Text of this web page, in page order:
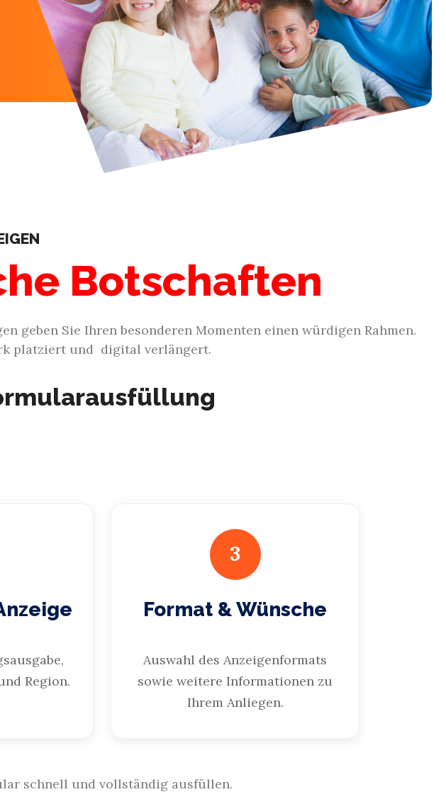
Botschaften
geben Sie Ihren besonderen Momenten einen würdigen Rahmen.
platziert und digital verlängert.
Region.
3
Format & Wünsche
Auswahl des Anzeigenformats
sowie weitere Informationen zu
Ihrem Anliegen.
schnell und vollständig ausfüllen.